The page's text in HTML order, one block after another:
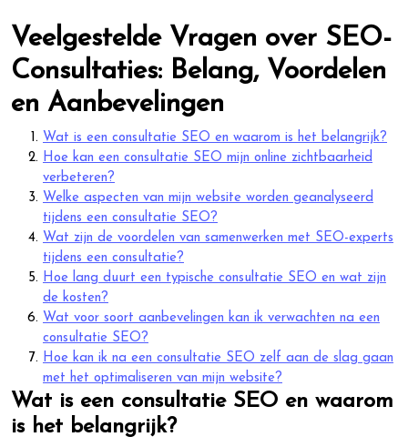
Veelgestelde Vragen over SEO-
Consultaties: Belang, Voordelen
en Aanbevelingen
Wat is een consultatie SEO en waarom is het belangrijk?
Hoe kan een consultatie SEO mijn online zichtbaarheid
verbeteren?
Welke aspecten van mijn website worden geanalyseerd
tijdens een consultatie SEO?
Wat zijn de voordelen van samenwerken met SEO-experts
tijdens een consultatie?
Hoe lang duurt een typische consultatie SEO en wat zijn
de kosten?
Wat voor soort aanbevelingen kan ik verwachten na een
consultatie SEO?
Hoe kan ik na een consultatie SEO zelf aan de slag gaan
met het optimaliseren van mijn website?
Wat is een consultatie SEO en waarom
is het belangrijk?